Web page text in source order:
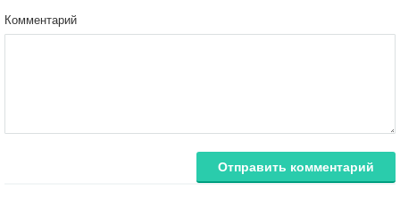
Комментарий
Отправить комментарий